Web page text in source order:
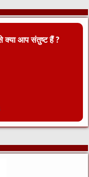
आप संतुष्ट हैं ?